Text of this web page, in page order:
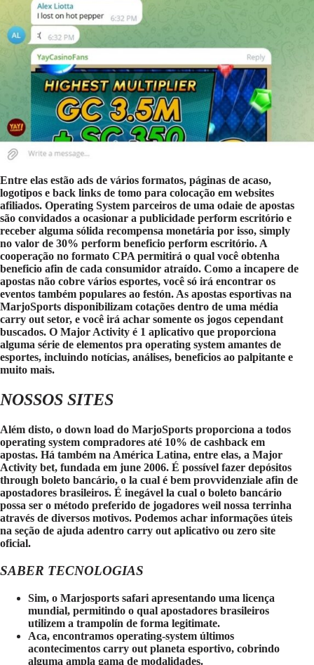
Entre elas estão ads de vários formatos, páginas de acaso,
logotipos e back links de tomo para colocação em websites
afiliados. Operating System parceiros de uma odaie de apostas
são convidados a ocasionar a publicidade perform escritório e
receber alguma sólida recompensa monetária por isso, simply
no valor de 30% perform beneficio perform escritório. A
cooperação no formato CPA permitirá o qual você obtenha
beneficio afin de cada consumidor atraído. Como a incapere de
apostas não cobre vários esportes, você só irá encontrar os
eventos também populares ao festón. As apostas esportivas na
MarjoSports disponibilizam cotações dentro de uma média
carry out setor, e você irá achar somente os jogos cependant
buscados. O Major Activity é 1 aplicativo que proporciona
alguma série de elementos pra operating system amantes de
esportes, incluindo notícias, análises, beneficios ao palpitante e
muito mais.
NOSSOS SITES
Além disto, o down load do MarjoSports proporciona a todos
operating system compradores até 10% de cashback em
apostas. Há também na América Latina, entre elas, a Major
Activity bet, fundada em june 2006. É possível fazer depósitos
through boleto bancário, o la cual é bem provvidenziale afin de
apostadores brasileiros. É inegável la cual o boleto bancário
possa ser o método preferido de jogadores weil nossa terrinha
através de diversos motivos. Podemos achar informações úteis
na seção de ajuda adentro carry out aplicativo ou zero site
oficial.
SABER TECNOLOGIAS
Sim, o Marjosports safari apresentando uma licença
mundial, permitindo o qual apostadores brasileiros
utilizem a trampolín de forma legitimate.
Aca, encontramos operating-system últimos
acontecimentos carry out planeta esportivo, cobrindo
alguma ampla gama de modalidades.